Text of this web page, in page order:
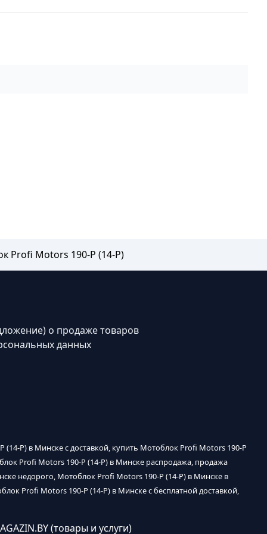
Profi Motors 190-P (14-P)
о продаже товаров
данных
P) в Минске с доставкой, купить Мотоблок Profi Motors 190-P
Profi Motors 190-P (14-P) в Минске распродажа, продажа
недорого, Мотоблок Profi Motors 190-P (14-P) в Минске в
Profi Motors 190-P (14-P) в Минске с бесплатной доставкой,
(товары и услуги)